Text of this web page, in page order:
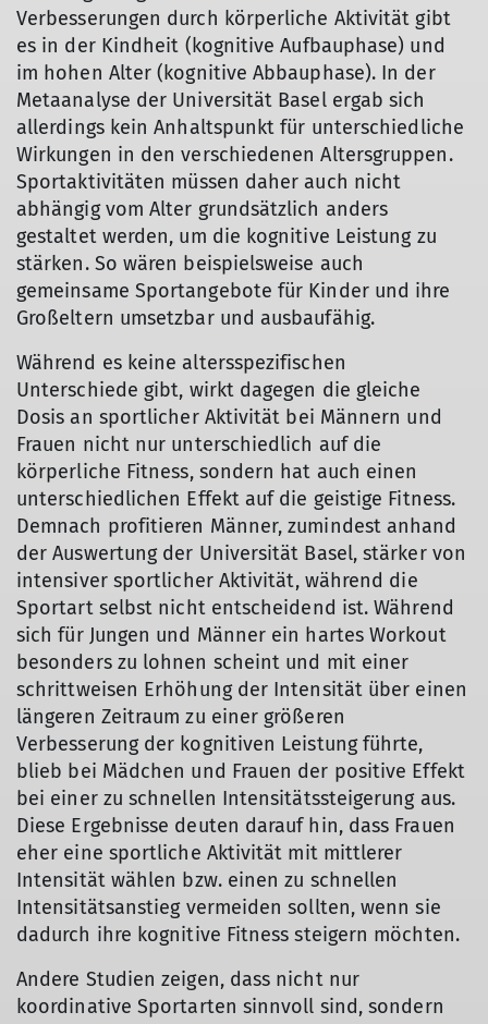
Verbesserungen durch körperliche Aktivität gibt
es in der Kindheit (kognitive Aufbauphase) und
im hohen Alter (kognitive Abbauphase). In der
Metaanalyse der Universität Basel ergab sich
allerdings kein Anhaltspunkt für unterschiedliche
Wirkungen in den verschiedenen Altersgruppen.
Sportaktivitäten müssen daher auch nicht
abhängig vom Alter grundsätzlich anders
gestaltet werden, um die kognitive Leistung zu
stärken. So wären beispielsweise auch
gemeinsame Sportangebote für Kinder und ihre
Großeltern umsetzbar und ausbaufähig.
Während es keine altersspezifischen
Unterschiede gibt, wirkt dagegen die gleiche
Dosis an sportlicher Aktivität bei Männern und
Frauen nicht nur unterschiedlich auf die
körperliche Fitness, sondern hat auch einen
unterschiedlichen Effekt auf die geistige Fitness.
Demnach profitieren Männer, zumindest anhand
der Auswertung der Universität Basel, stärker von
intensiver sportlicher Aktivität, während die
Sportart selbst nicht entscheidend ist. Während
sich für Jungen und Männer ein hartes Workout
besonders zu lohnen scheint und mit einer
schrittweisen Erhöhung der Intensität über einen
längeren Zeitraum zu einer größeren
Verbesserung der kognitiven Leistung führte,
blieb bei Mädchen und Frauen der positive Effekt
bei einer zu schnellen Intensitätssteigerung aus.
Diese Ergebnisse deuten darauf hin, dass Frauen
eher eine sportliche Aktivität mit mittlerer
Intensität wählen bzw. einen zu schnellen
Intensitätsanstieg vermeiden sollten, wenn sie
dadurch ihre kognitive Fitness steigern möchten.
Andere Studien zeigen, dass nicht nur
koordinative Sportarten sinnvoll sind, sondern